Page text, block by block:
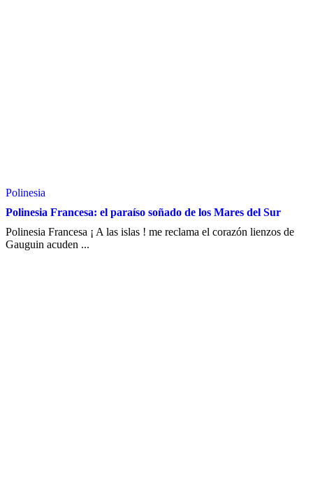
Polinesia
Polinesia Francesa: el paraíso soñado de los Mares del Sur
Polinesia Francesa ¡ A las islas ! me reclama el corazón lienzos de
Gauguin acuden ...